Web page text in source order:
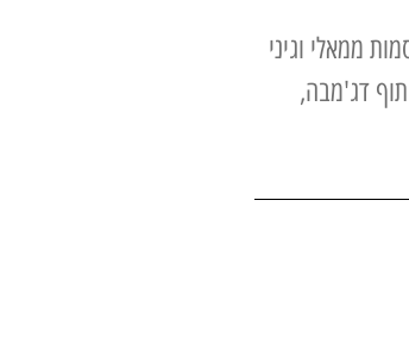
ממאלי וגיני
תוף דג'מבה,